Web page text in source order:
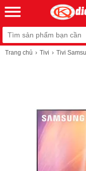
Trang chủ Tivi Tivi